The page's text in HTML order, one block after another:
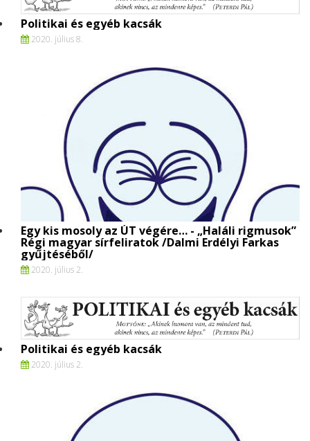
Politikai és egyéb kacsák
2020. július 8.
Egy kis mosoly az ÚT végére… - „Haláli rigmusok”
Régi magyar sírfeliratok /Dalmi Erdélyi Farkas
gyűjtéséből/
2020. július 2.
Politikai és egyéb kacsák
2020. július 2.